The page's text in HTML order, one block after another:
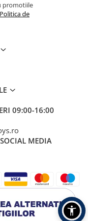
promotiile
Politica de
09:00-16:00
MEDIA